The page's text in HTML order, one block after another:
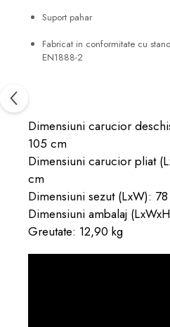
Suport pahar
Fabricat in conformitate cu
EN1888-2
Dimensiuni carucior
105 cm
Dimensiuni carucior pliat
cm
Dimensiuni sezut (LxW):
Dimensiuni ambalaj
Greutate: 12,90 kg